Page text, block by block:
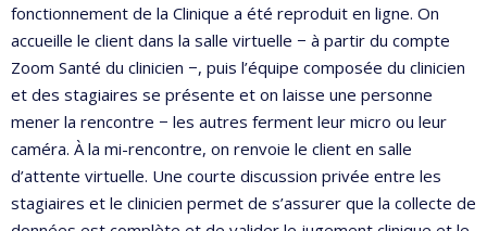
fonctionnement de la Clinique a été reproduit en ligne. On
accueille le client dans la salle virtuelle − à partir du compte
Zoom Santé du clinicien −, puis l’équipe composée du clinicien
et des stagiaires se présente et on laisse une personne
mener la rencontre − les autres ferment leur micro ou leur
caméra. À la mi-rencontre, on renvoie le client en salle
d’attente virtuelle. Une courte discussion privée entre les
stagiaires et le clinicien permet de s’assurer que la collecte de